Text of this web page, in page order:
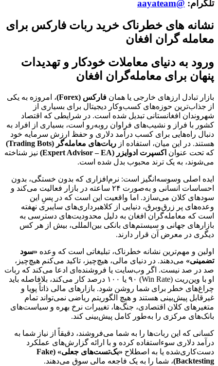
تلگرام: @aayateam
نشانه های خطرناک خرید ربات فارکس برای
معامله گران افغان
ورود به دنیای معاملات خودکار و تهدیدات
پنهان برای معامله‌گران افغان
بازار تبادل ارزهای خارجی یا همان فارکس (Forex)
، امروزه به یکی
از جذاب‌ترین حوزه‌های کسب‌وکار دیجیتال برای بسیاری از
شهروندان افغانستانی تبدیل شده است. در شرایطی که اقتصاد
کشور با فراز و نشیب‌های فراوان روبه‌رو است، بسیاری از افراد به
دنبال راه‌هایی برای کسب درآمد دلاری و حفظ ارزش سرمایه خود
هستند. در این میان، استفاده از ربات‌های معامله‌گر (Trading Bots)
که تحت عنوان اکسپرت ادوایزر (Expert Advisor – EA)
نیز شناخته
می‌شوند، به یک ترند محبوب بدل شده است.
ایده اصلی وسوسه‌انگیز است: نرم‌افزاری که بدون خستگی، بدون
احساسات انسانی و به‌صورت ۲۴ ساعته در بازار فعالیت می‌کند و
سودهای کلان می‌سازد. اما واقعیت این است که در پسِ این
وعده‌های پر زرق‌وبرق، دنیایی از کلاهبرداری‌های سایبری نهفته
است که معامله‌گران افغان به دلیل محدودیت‌های دسترسی به
بازارهای جهانی و سیستم‌های بانکی بین‌المللی، بیش از هر کس
دیگری در معرض آن قرار دارند.
اولین و مهم‌ترین نشانه خطرناک، تبلیغاتی است که وعده «سود
تضمینی» می‌دهند. در دنیای مالی، هیچ‌چیز، تاکید می‌کنم هیچ‌چیز،
صد در صد نیست. اگر وب‌سایت یا فروشنده‌ای ادعا می‌کند که ربات
او با وین‌ریت (Win Rate) ۹۰ یا ۱۰۰ درصد کار می‌کند، بلافاصله باید
چراغ‌های خطر برای شما روشن شود. بازارهای مالی ذاتاً پویا و
غیرقابل پیش‌بینی هستند و هیچ الگوریتم ریاضی نمی‌تواند تمام
متغیرهای کلان اقتصادی، جنگ‌ها، تغییرات نرخ بهره و سیاست‌های
بانک‌های مرکزی را به‌طور کامل پیش‌بینی کند.
کسانی که این ربات‌ها را به شما می‌فروشند، دقیقاً از نیاز شما به
درآمد دلاری سوءاستفاده کرده و با ارائه گزارش‌های عملکرد
دست‌کاری‌شده یا به اصطلاح
«بک‌تست‌های جعلی» (Fake
Backtesting) ، شما را به یک فاجعه مالی سوق می‌دهند.